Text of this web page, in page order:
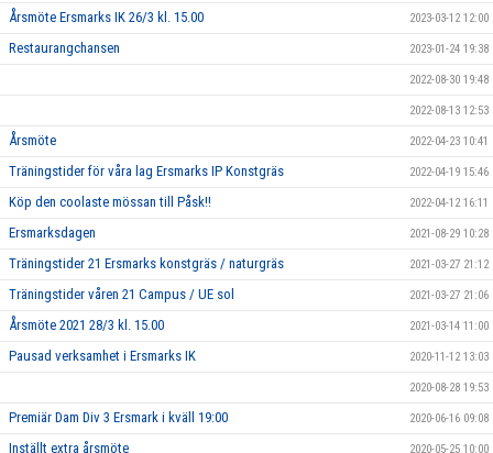
Årsmöte Ersmarks IK 26/3 kl. 15.00 2023-03-12 12:00
Restaurangchansen 2023-01-24 19:38
2022-08-30 19:48
2022-08-13 12:53
Årsmöte 2022-04-23 10:41
Träningstider för våra lag Ersmarks IP Konstgräs 2022-04-19 15:46
Köp den coolaste mössan till Påsk!! 2022-04-12 16:11
Ersmarksdagen 2021-08-29 10:28
Träningstider 21 Ersmarks konstgräs / naturgräs 2021-03-27 21:12
Träningstider våren 21 Campus / UE sol 2021-03-27 21:06
Årsmöte 2021 28/3 kl. 15.00 2021-03-14 11:00
Pausad verksamhet i Ersmarks IK 2020-11-12 13:03
2020-08-28 19:53
Premiär Dam Div 3 Ersmark i kväll 19:00 2020-06-16 09:08
Inställt extra årsmöte 2020-05-25 10:00